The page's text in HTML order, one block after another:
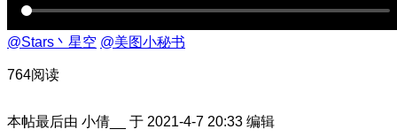
@Stars丶星空 @美图小秘书
764阅读
本帖最后由 小倩__ 于 2021-4-7 20:33 编辑